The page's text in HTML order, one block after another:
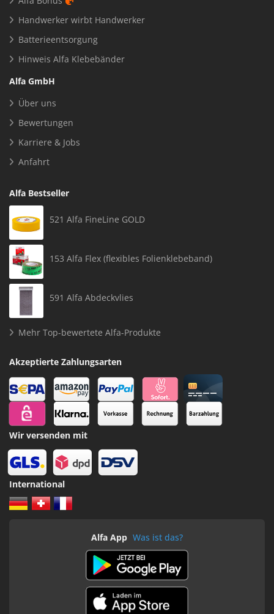
Handwerker wirbt Handwerker
Batterieentsorgung
Hinweis Alfa Klebebänder
Alfa GmbH
Über uns
Bewertungen
Karriere & Jobs
Anfahrt
Alfa Bestseller
521 Alfa FineLine GOLD
153 Alfa Flex (flexibles Folienklebeband)
591 Alfa Abdeckvlies
Mehr Top-bewertete Alfa-Produkte
Akzeptierte Zahlungsarten
Wir versenden mit
International
Alfa App Was ist das?